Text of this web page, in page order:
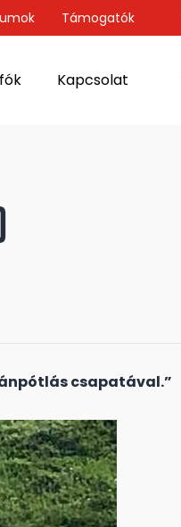
Támogatók
Kapcsolat
csapatával.”